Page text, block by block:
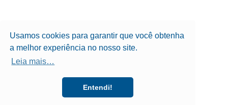
Usamos cookies para garantir que você obtenha
a melhor experiência no nosso site.
Leia mais…
Entendi!